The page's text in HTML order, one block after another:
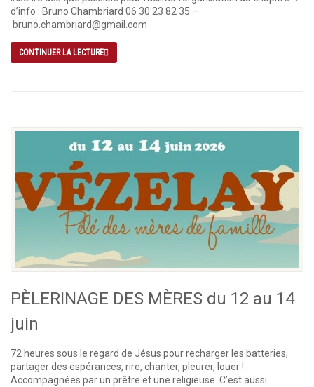
d’info : Bruno Chambriard 06 30 23 82 35 –
bruno.chambriard@gmail.com
CONTINUER LA LECTURE
PÈLERINAGE DES MÈRES du 12 au 14
juin
72 heures sous le regard de Jésus pour recharger les batteries,
partager des espérances, rire, chanter, pleurer, louer !
Accompagnées par un prêtre et une religieuse. C’est aussi